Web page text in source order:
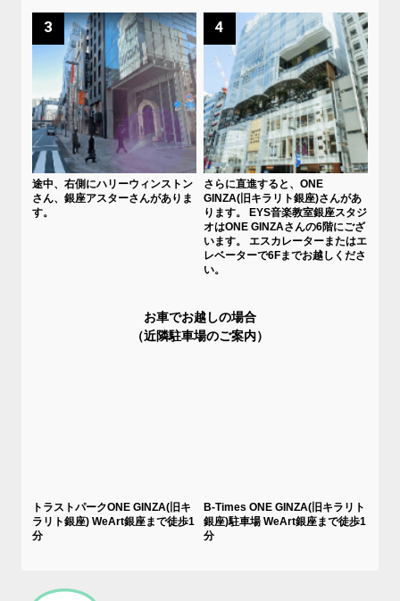
3
途中、右側にハリーウィンストン
さん、銀座アスターさんがありま
す。
4
さらに直進すると、ONE
GINZA(旧キラリト銀座)さんがあ
ります。 EYS音楽教室銀座スタジ
オはONE GINZAさんの6階にござ
います。 エスカレーターまたはエ
レベーターで6Fまでお越しくださ
い。
お車でお越しの場合
（近隣駐車場のご案内）
トラストパークONE GINZA(旧キ
ラリト銀座) WeArt銀座まで徒歩1
分
B-Times ONE GINZA(旧キラリト
銀座)駐車場 WeArt銀座まで徒歩1
分